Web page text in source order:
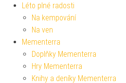
Léto plné radosti
Na kempování
Na ven
Mementerra
Doplňky Mementerra
Hry Mementerra
Knihy a deníky Mementerra